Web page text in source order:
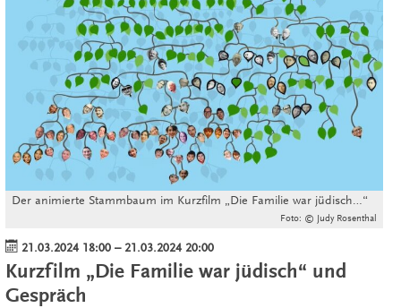
Der animierte Stammbaum im Kurzfilm „Die Familie war jüdisch…“
Foto: © Judy Rosenthal
21.03.2024 18:00 – 21.03.2024 20:00
Kurzfilm „Die Familie war jüdisch“ und
Gespräch